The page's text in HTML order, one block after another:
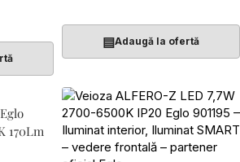
▤Adaugă la ofertă
170Lm